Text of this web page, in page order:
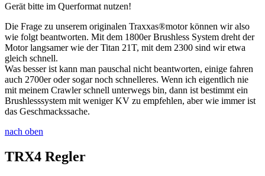
Gerät bitte im Querformat nutzen!
Die Frage zu unserem originalen Traxxas®motor können wir also
wie folgt beantworten. Mit dem 1800er Brushless System dreht der
Motor langsamer wie der Titan 21T, mit dem 2300 sind wir etwa
gleich schnell.
Was besser ist kann man pauschal nicht beantworten, einige fahren
auch 2700er oder sogar noch schnelleres. Wenn ich eigentlich nie
mit meinem Crawler schnell unterwegs bin, dann ist bestimmt ein
Brushlesssystem mit weniger KV zu empfehlen, aber wie immer ist
das Geschmackssache.
nach oben
TRX4 Regler